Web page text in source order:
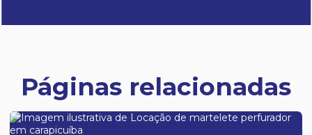
Páginas relacionadas